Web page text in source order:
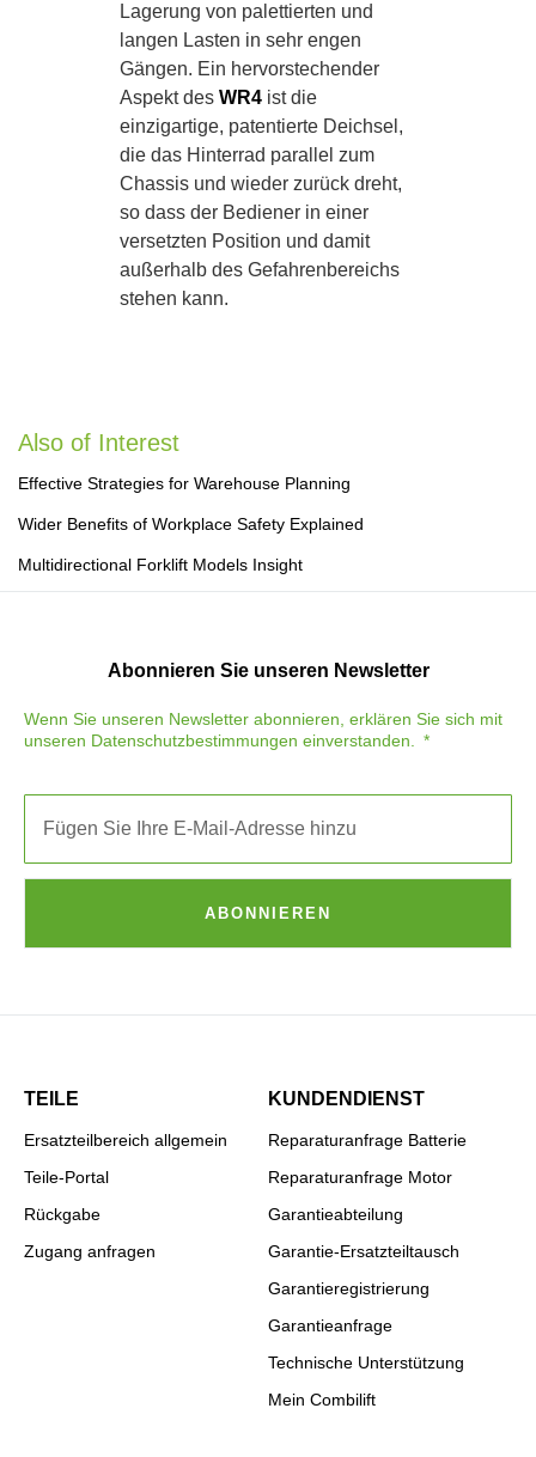
Lagerung von palettierten und
langen Lasten in sehr engen
Gängen. Ein hervorstechender
Aspekt des WR4 ist die
einzigartige, patentierte Deichsel,
die das Hinterrad parallel zum
Chassis und wieder zurück dreht,
so dass der Bediener in einer
versetzten Position und damit
außerhalb des Gefahrenbereichs
stehen kann.
Also of Interest
Effective Strategies for Warehouse Planning
Wider Benefits of Workplace Safety Explained
Multidirectional Forklift Models Insight
Abonnieren Sie unseren Newsletter
Wenn Sie unseren Newsletter abonnieren, erklären Sie sich mit
unseren Datenschutzbestimmungen einverstanden.
ABONNIEREN
TEILE
Ersatzteilbereich allgemein
Teile-Portal
Rückgabe
Zugang anfragen
KUNDENDIENST
Reparaturanfrage Batterie
Reparaturanfrage Motor
Garantieabteilung
Garantie-Ersatzteiltausch
Garantieregistrierung
Garantieanfrage
Technische Unterstützung
Mein Combilift